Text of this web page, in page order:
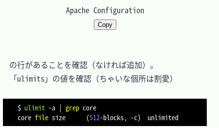
Apache Configuration
Copy
の行があることを確認（なければ追加）。
「ulimits」の値を確認（ちゃいな個所は割愛）
$ ulimit -a | grep core
core file size (512-blocks, -c)